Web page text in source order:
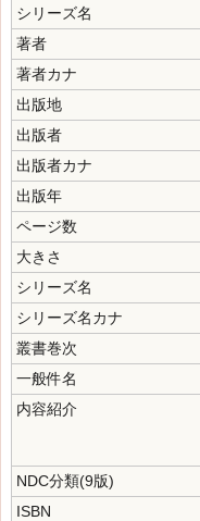
シリーズ名
著者
著者カナ
出版地
出版者
出版者カナ
出版年
ページ数
大きさ
シリーズ名
シリーズ名カナ
叢書巻次
一般件名
内容紹介
NDC分類(9版)
ISBN